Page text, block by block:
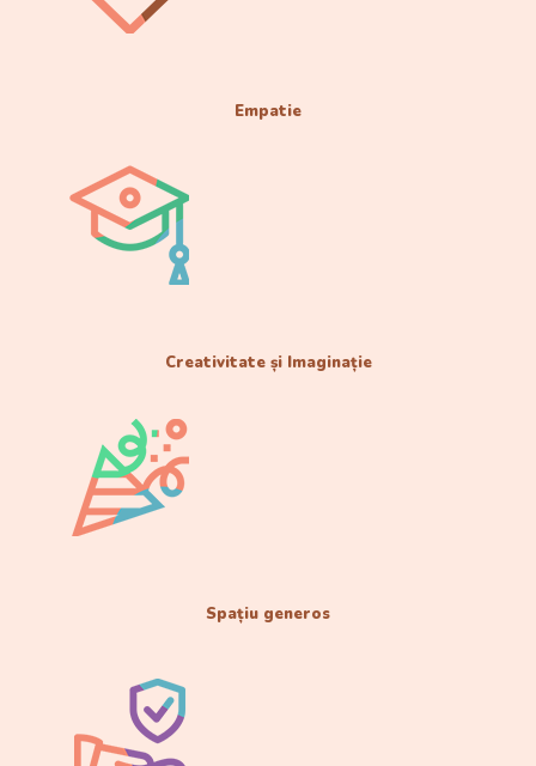
Empatie
Creativitate și Imaginație
Spațiu generos